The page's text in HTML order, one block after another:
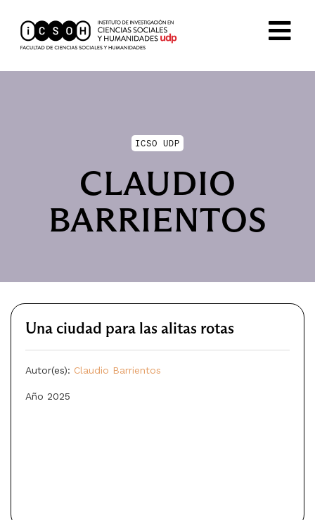
ICSO UDP
CLAUDIO
BARRIENTOS
Una ciudad para las alitas rotas
Autor(es): Claudio Barrientos
Año 2025